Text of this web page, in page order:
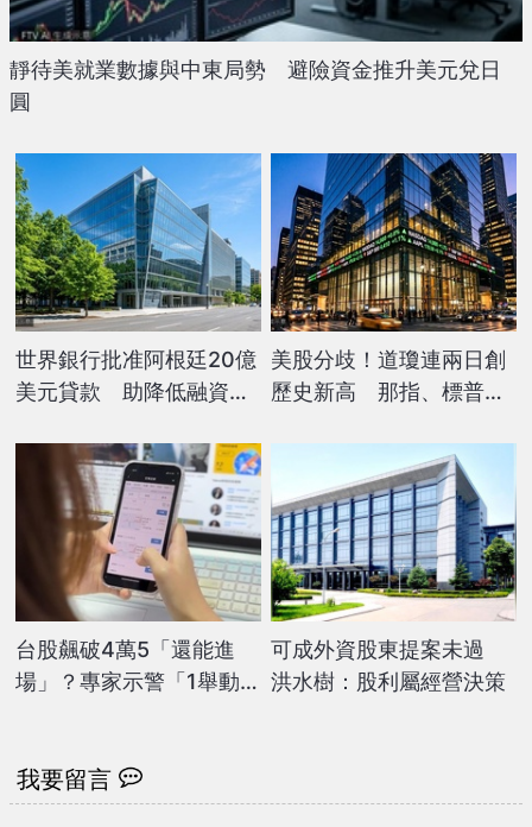
靜待美就業數據與中東局勢 避險資金推升美元兌日
圓
世界銀行批准阿根廷20億
美元貸款 助降低融資成
美股分歧！道瓊連兩日創
歷史新高 那指、標普受
台股飆破4萬5「還能進
場」？專家示警「1舉動」
可成外資股東提案未過
洪水樹：股利屬經營決策
我要留言